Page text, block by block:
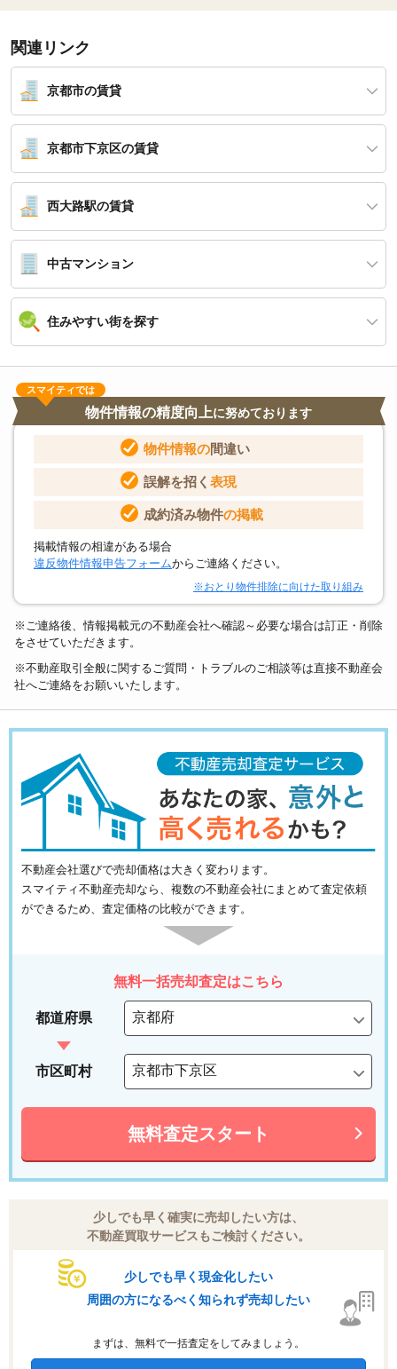
関連リンク
京都市の賃貸
京都市下京区の賃貸
西大路駅の賃貸
中古マンション
住みやすい街を探す
スマイティでは
物件情報の精度向上に努めております
物件情報の間違い
誤解を招く 表現
成約済み物件の掲載
掲載情報の相違がある場合
違反物件情報申告フォームからご連絡ください。
※おとり物件排除に向けた取り組み
※ご連絡後、情報掲載元の不動産会社へ確認～必要な場合は訂正・削除
をさせていただきます。
※不動産取引全般に関するご質問・トラブルのご相談等は直接不動産会
社へご連絡をお願いいたします。
不動産会社選びで売却価格は大きく変わります。
スマイティ不動産売却なら、複数の不動産会社にまとめて査定依頼
ができるため、査定価格の比較ができます。
無料一括売却査定はこちら
都道府県
市区町村
無料査定スタート
少しでも早く確実に売却したい方は、
不動産買取サービスもご検討ください。
少しでも早く現金化したい
周囲の方になるべく知られず売却したい
まずは、無料で一括査定をしてみましょう。